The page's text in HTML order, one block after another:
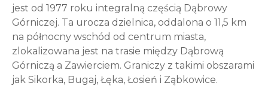
jest od 1977 roku integralną częścią Dąbrowy
Górniczej. Ta urocza dzielnica, oddalona o 11,5 km
na północny wschód od centrum miasta,
zlokalizowana jest na trasie między Dąbrową
Górniczą a Zawierciem. Graniczy z takimi obszarami
jak Sikorka, Bugaj, Łęka, Łosień i Ząbkowice.